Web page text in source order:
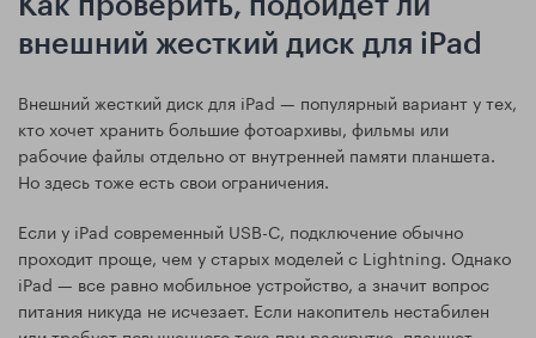
Как проверить, подойдет ли
внешний жесткий диск для iPad
Внешний жесткий диск для iPad — популярный вариант у тех,
кто хочет хранить большие фотоархивы, фильмы или
рабочие файлы отдельно от внутренней памяти планшета.
Но здесь тоже есть свои ограничения.
Если у iPad современный USB-C, подключение обычно
проходит проще, чем у старых моделей с Lightning. Однако
iPad — все равно мобильное устройство, а значит вопрос
питания никуда не исчезает. Если накопитель нестабилен